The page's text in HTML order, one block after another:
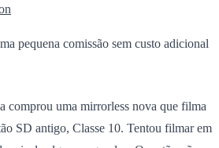
pequena comissão sem custo adicional
comprou uma mirrorless nova que filma
SD antigo, Classe 10. Tentou filmar em